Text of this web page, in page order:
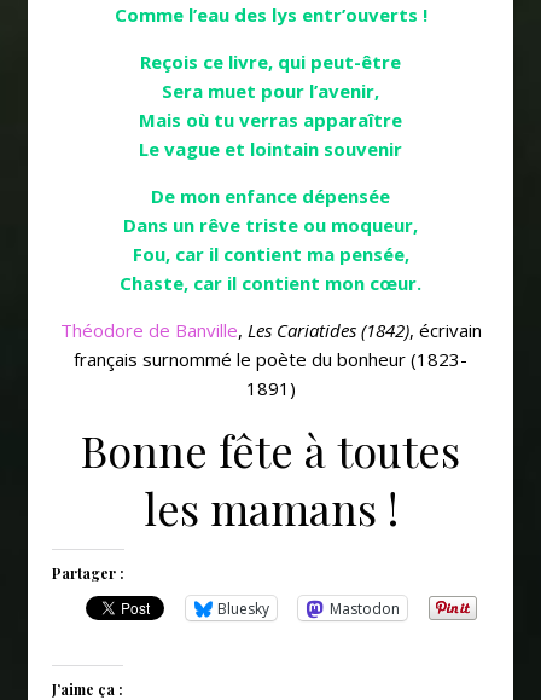
Comme l’eau des lys entr’ouverts !
Reçois ce livre, qui peut-être
Sera muet pour l’avenir,
Mais où tu verras apparaître
Le vague et lointain souvenir
De mon enfance dépensée
Dans un rêve triste ou moqueur,
Fou, car il contient ma pensée,
Chaste, car il contient mon cœur.
Théodore de Banville, Les Cariatides (1842), écrivain
français surnommé le poète du bonheur (1823-
1891)
Bonne fête à toutes
les mamans !
Partager :
Bluesky Mastodon
J’aime ça :